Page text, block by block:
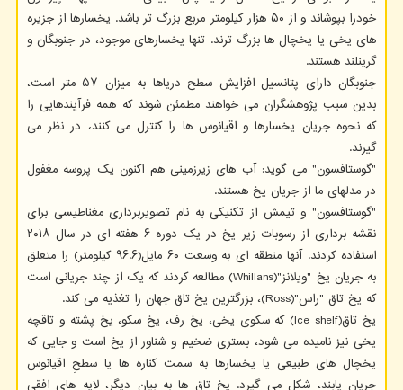
خودرا بپوشاند و از ۵۰ هزار کیلومتر مربع بزرگ تر باشد. یخسارها از جزیره
های یخی یا یخچال ها بزرگ ترند. تنها یخسارهای موجود، در جنوبگان و
گرینلند هستند.
جنوبگان دارای پتانسیل افزایش سطح دریاها به میزان ۵۷ متر است،
بدین سبب پژوهشگران می خواهند مطمئن شوند که همه فرآیندهایی را
که نحوه جریان یخسارها و اقیانوس ها را کنترل می کنند، در نظر می
گیرند.
"گوستافسون" می گوید: آب های زیرزمینی هم اکنون یک پروسه مغفول
در مدلهای ما از جریان یخ هستند.
"گوستافسون" و تیمش از تکنیکی به نام تصویربرداری مغناطیسی برای
نقشه برداری از رسوبات زیر یخ در یک دوره ۶ هفته ای در سال ۲۰۱۸
استفاده کردند. آنها منطقه ای به وسعت ۶۰ مایل(۹۶.۶ کیلومتر) را متعلق
به جریان یخ "ویلانز"(Whillans) مطالعه کردند که یک از چند جریانی است
که یخ تاق "راس"(Ross)، بزرگترین یخ تاق جهان را تغذیه می کند.
یخ تاق(Ice shelf) که سکوی یخی، یخ رف، یخ سکو، یخ پشته و تاقچه
یخی نیز نامیده می شود، بستری ضخیم و شناور از یخ است و جایی که
یخچال های طبیعی یا یخسارها به سمت کناره ها یا سطحِ اقیانوس
جریان یابند، شکل می گیرد. یخ تاق ها به بیان دیگر، لایه های افقی